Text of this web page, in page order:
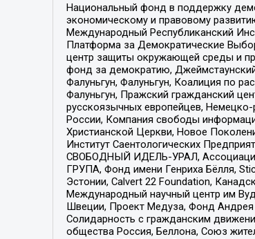
Национальный фонд в поддержку
экономическому и правовому
Международный Республиканский
Платформа за Демократические
центр защиты окружающей среды и
фонд за демократию,
Фалуньгун, Фалуньгун, Коалиция по
Фалуньгун, Пражский гражданский
русскоязычных европейцев,
России, Компания свободы
Христианской Церкви, Новое
Институт Саентологических
СВОБОДНЫЙ ИДЕЛЬ-УРАЛ,
ГРУПА, Фонд имени Генриха Бёлля,
Эстонии, Calvert 22 Foundation,
Международный научный центр им
Швеции, Проект Медуза, Фонд Андрея
Солидарность с гражданским
общества Россия, Беллона, Союз